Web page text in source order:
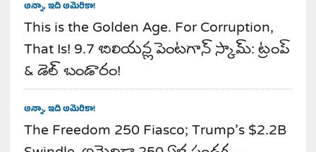
అన్నా, ఇది అమెరికా!
This is the Golden Age. For Corruption,
That Is! 9.7 బిలియన్ల పెంటగాన్ స్కామ్: ట్రంప్
& డెల్ బండారం!
అన్నా, ఇది అమెరికా!
The Freedom 250 Fiasco; Trump’s $2.2B